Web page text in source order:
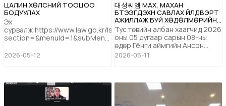
ЦАЛИН ХӨЛСНИЙ ТООЦОО
БОДУУЛАХ
Эх
сурвалж:https://www.law.go.kr/lsSc.do?
БАРАГДУУЛАХ Ажил олгогч нь
2026-05-12
대성씨엠 МАХ, МАХАН
БҮТЭЭГДЭХҮҮН САВЛАХ ҮЙЛДВЭРТ
АЖИЛЛАЖ БУЙ ХӨДӨЛМӨРИЙН
ГЭРЭЭТ ИРГЭДТЭЙ УУЛЗЛАА
Тус төвийн албан хаагчид 2026
оны 05 дугаар сарын 08-ны
өдөр Гёнги аймгийн Ансон
хотод байрлах 대성씨엠 мах,
иргэдтэй уулзаж, ажлын
байрны нөхцөл байдалтай
газар дээр нь танилцлаа.
2026-05-11